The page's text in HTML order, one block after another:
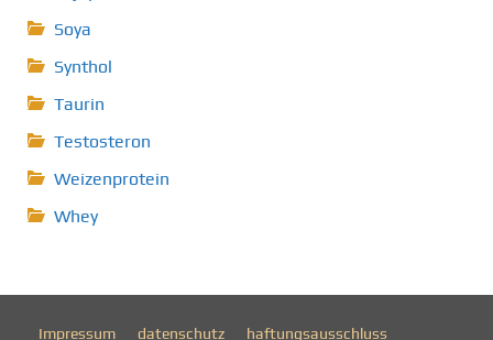
Soya
Synthol
Taurin
Testosteron
Weizenprotein
Whey
Impressum datenschutz haftungsausschluss